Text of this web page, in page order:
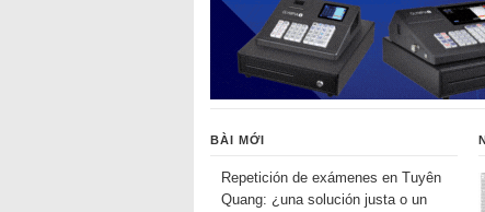
BÀI MỚI
Repetición de exámenes en Tuyên
Quang: ¿una solución justa o un